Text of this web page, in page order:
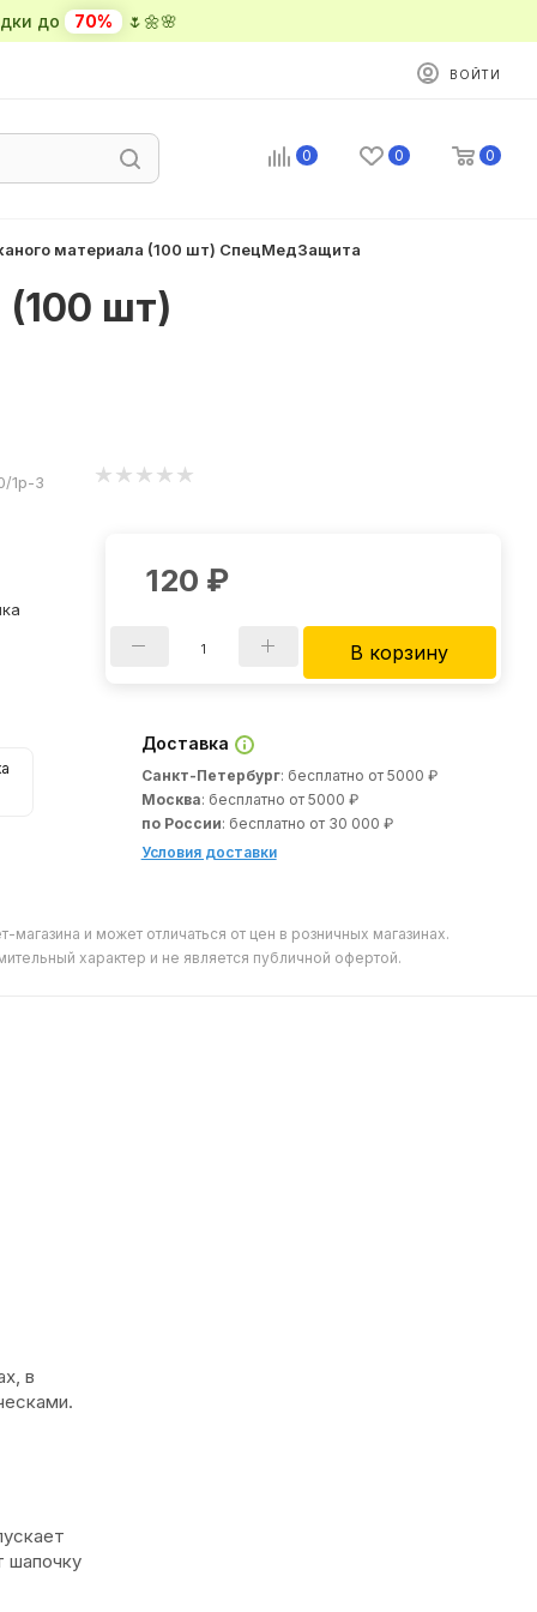
до 70% 🌷🌼🌸
ВОЙТИ
0 0 0
материала (100 шт) СпецМедЗащита
(100 шт)
1р-З
120 ₽
В корзину
Доставка
Санкт-Петербург: бесплатно от 5000 ₽
Москва: бесплатно от 5000 ₽
по России: бесплатно от 30 000 ₽
Условия доставки
магазина и может отличаться от цен в розничных магазинах.
характер и не является публичной офертой.
в
шапочку